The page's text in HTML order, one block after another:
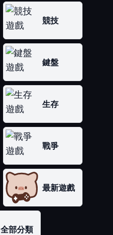
競技
鍵盤
生存
戰爭
最新遊戲
全部分類